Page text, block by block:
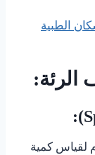
الطبية
الرئة:
لقياس كمية